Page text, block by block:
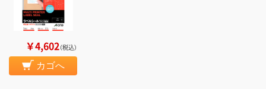
￥4,602（税込）
カゴへ